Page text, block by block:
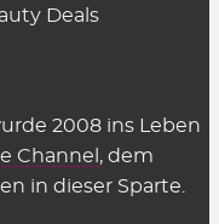
für
Coupons stellen
Verfügung. Auch
nichts dafür
Deals
2008 ins Leben
Channel , dem
in dieser Sparte.